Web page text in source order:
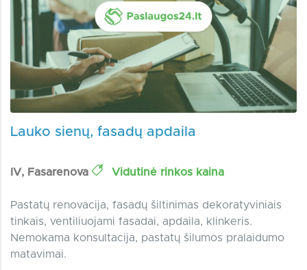
Lauko sienų, fasadų apdaila
IV, Fasarenova Vidutinė rinkos kaina
Pastatų renovacija, fasadų šiltinimas dekoratyviniais
tinkais, ventiliuojami fasadai, apdaila, klinkeris.
Nemokama konsultacija, pastatų šilumos pralaidumo
matavimai.